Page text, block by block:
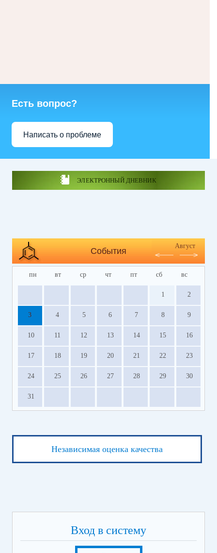
Есть вопрос?
Написать о проблеме
ЭЛЕКТРОННЫЙ ДНЕВНИК
События
Август
пн вт ср чт пт сб вс
1 2
3 4 5 6 7 8 9
10 11 12 13 14 15 16
17 18 19 20 21 22 23
24 25 26 27 28 29 30
31
Независимая оценка качества
Вход в систему